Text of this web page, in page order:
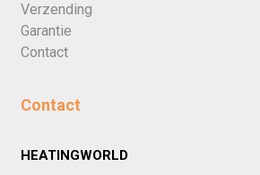
Verzending
Garantie
Contact
Contact
HEATINGWORLD